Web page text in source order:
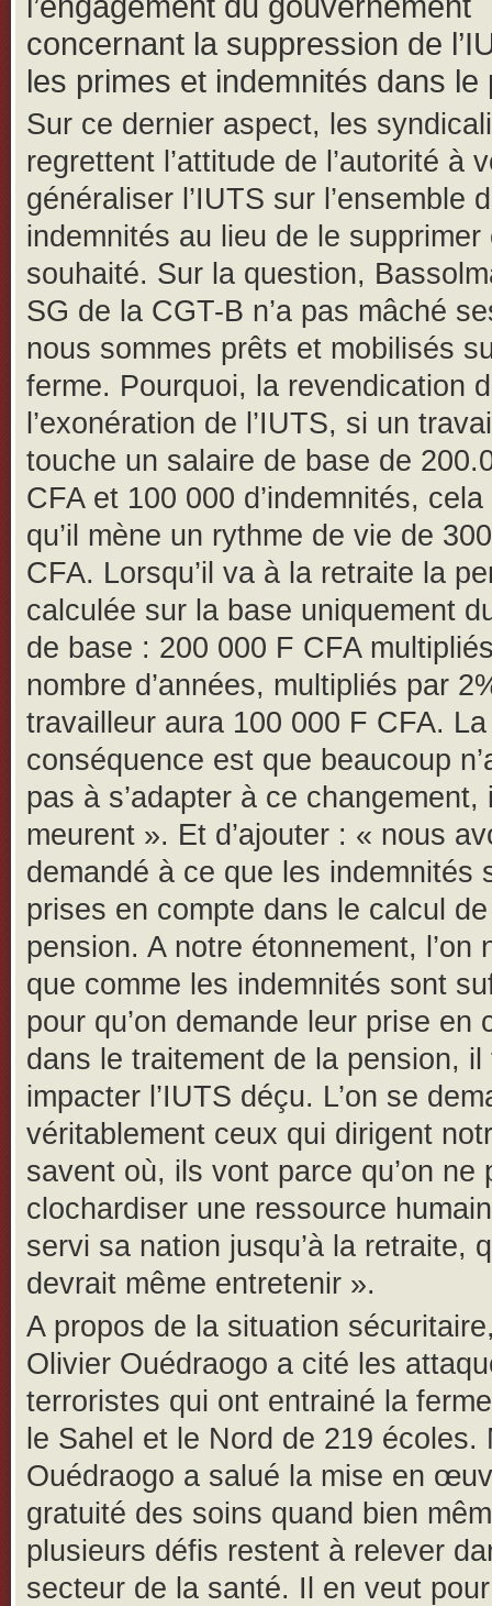
concernant la suppression de
les primes et indemnités dans le
Sur ce dernier aspect, les
regrettent l’attitude de l’autorité à
généraliser l’IUTS sur l’ensemble
indemnités au lieu de le supprimer
souhaité. Sur la question,
SG de la CGT-B n’a pas mâché
nous sommes prêts et mobilisés
ferme. Pourquoi, la revendication
l’exonération de l’IUTS, si un
touche un salaire de base de
CFA et 100 000 d’indemnités,
qu’il mène un rythme de vie de
CFA. Lorsqu’il va à la retraite la
calculée sur la base uniquement
de base : 200 000 F CFA
nombre d’années, multipliés par
travailleur aura 100 000 F CFA. La
conséquence est que beaucoup
pas à s’adapter à ce changement,
meurent ». Et d’ajouter : « nous
demandé à ce que les indemnités
prises en compte dans le calcul
pension. A notre étonnement, l’on
que comme les indemnités sont
pour qu’on demande leur prise en
dans le traitement de la pension, il
impacter l’IUTS déçu. L’on se
véritablement ceux qui dirigent
savent où, ils vont parce qu’on ne
clochardiser une ressource
servi sa nation jusqu’à la retraite,
devrait même entretenir ».
A propos de la situation
Olivier Ouédraogo a cité les
terroristes qui ont entrainé la
le Sahel et le Nord de 219 écoles.
Ouédraogo a salué la mise en
gratuité des soins quand bien
plusieurs défis restent à relever
secteur de la santé. Il en veut